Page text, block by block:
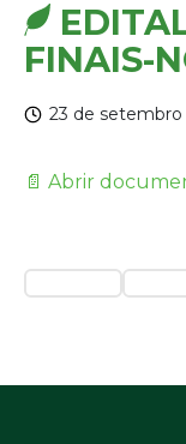
FINAIS-
23 de
📄 Abrir